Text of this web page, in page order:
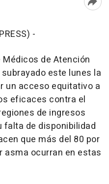
-
de Atención
subrayado este lunes la
un acceso equitativo a
eficaces contra el
de ingresos
falta de disponibilidad
que más del 80 por
asma ocurran en estas